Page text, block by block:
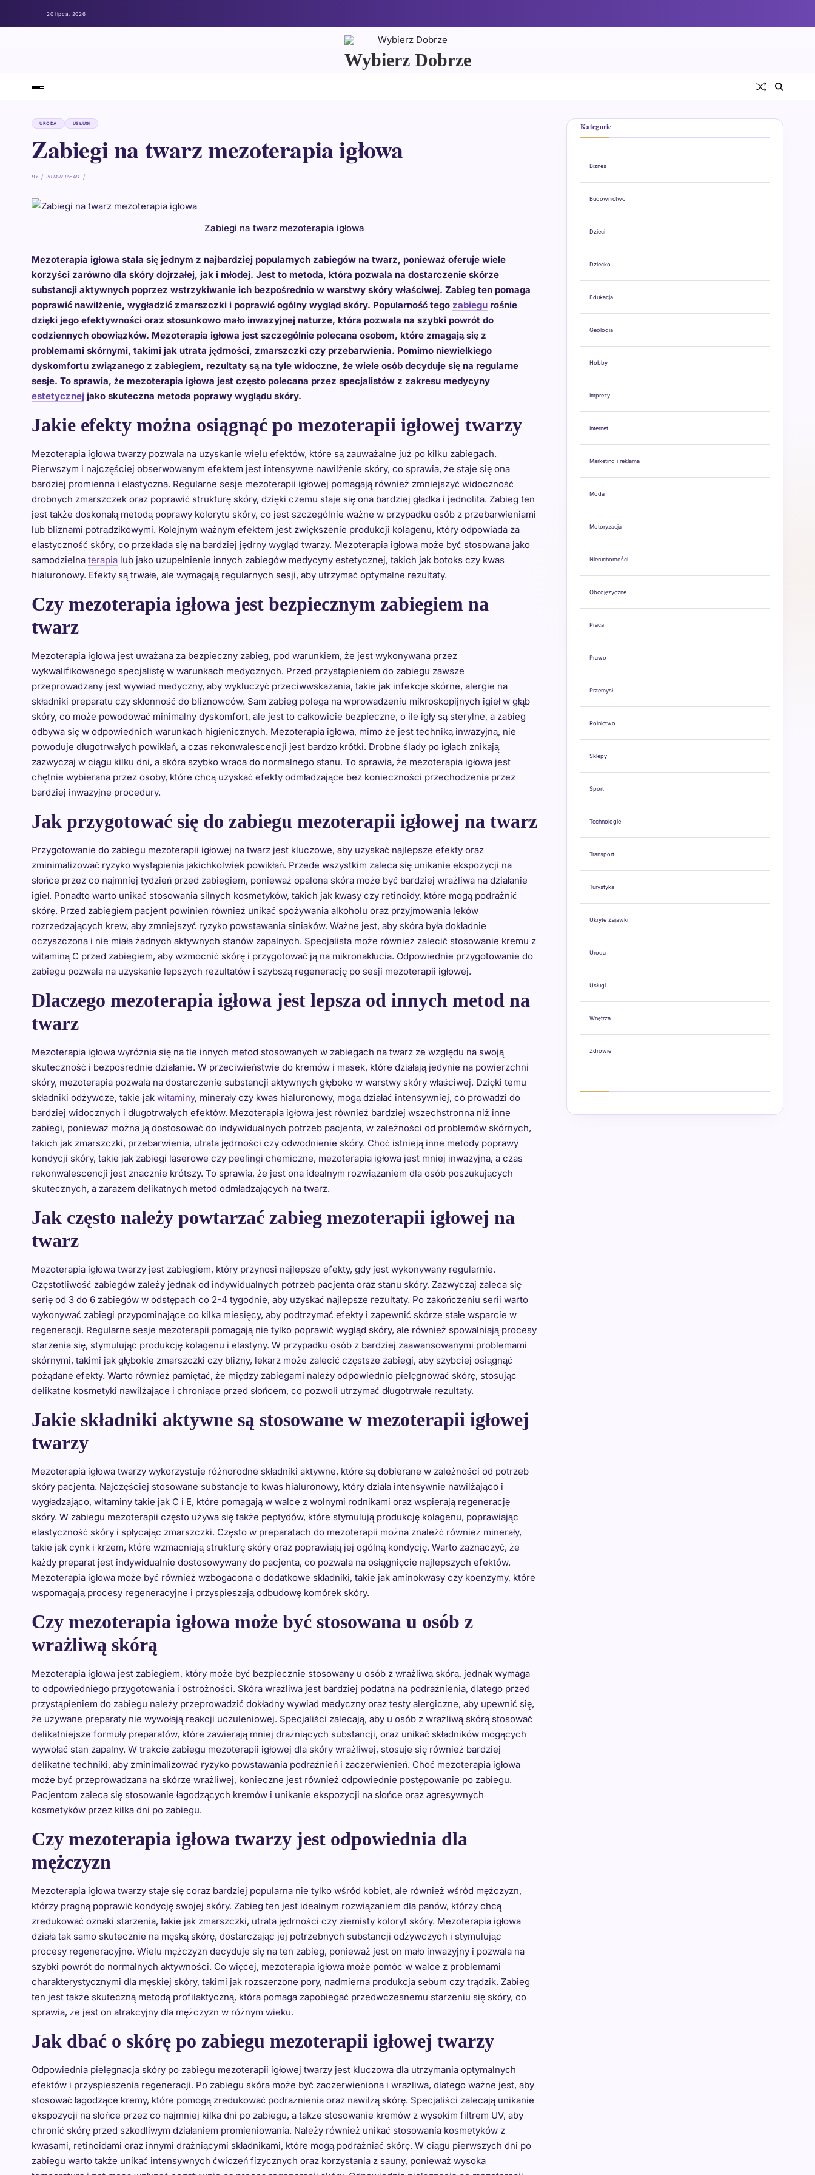
20 lipca, 2026
Wybierz Dobrze
URODA USŁUGI
Zabiegi na twarz mezoterapia igłowa
BY 20 MIN READ
Zabiegi na twarz mezoterapia igłowa
Mezoterapia igłowa stała się jednym z najbardziej popularnych zabiegów na twarz, ponieważ oferuje wiele
korzyści zarówno dla skóry dojrzałej, jak i młodej. Jest to metoda, która pozwala na dostarczenie skórze
substancji aktywnych poprzez wstrzykiwanie ich bezpośrednio w warstwy skóry właściwej. Zabieg ten pomaga
poprawić nawilżenie, wygładzić zmarszczki i poprawić ogólny wygląd skóry. Popularność tego zabiegu rośnie
dzięki jego efektywności oraz stosunkowo mało inwazyjnej naturze, która pozwala na szybki powrót do
codziennych obowiązków. Mezoterapia igłowa jest szczególnie polecana osobom, które zmagają się z
problemami skórnymi, takimi jak utrata jędrności, zmarszczki czy przebarwienia. Pomimo niewielkiego
dyskomfortu związanego z zabiegiem, rezultaty są na tyle widoczne, że wiele osób decyduje się na regularne
sesje. To sprawia, że mezoterapia igłowa jest często polecana przez specjalistów z zakresu medycyny
estetycznej jako skuteczna metoda poprawy wyglądu skóry.
Jakie efekty można osiągnąć po mezoterapii igłowej twarzy
Mezoterapia igłowa twarzy pozwala na uzyskanie wielu efektów, które są zauważalne już po kilku zabiegach.
Pierwszym i najczęściej obserwowanym efektem jest intensywne nawilżenie skóry, co sprawia, że staje się ona
bardziej promienna i elastyczna. Regularne sesje mezoterapii igłowej pomagają również zmniejszyć widoczność
drobnych zmarszczek oraz poprawić strukturę skóry, dzięki czemu staje się ona bardziej gładka i jednolita. Zabieg ten
jest także doskonałą metodą poprawy kolorytu skóry, co jest szczególnie ważne w przypadku osób z przebarwieniami
lub bliznami potrądzikowymi. Kolejnym ważnym efektem jest zwiększenie produkcji kolagenu, który odpowiada za
elastyczność skóry, co przekłada się na bardziej jędrny wygląd twarzy. Mezoterapia igłowa może być stosowana jako
samodzielna terapia lub jako uzupełnienie innych zabiegów medycyny estetycznej, takich jak botoks czy kwas
hialuronowy. Efekty są trwałe, ale wymagają regularnych sesji, aby utrzymać optymalne rezultaty.
Czy mezoterapia igłowa jest bezpiecznym zabiegiem na
twarz
Mezoterapia igłowa jest uważana za bezpieczny zabieg, pod warunkiem, że jest wykonywana przez
wykwalifikowanego specjalistę w warunkach medycznych. Przed przystąpieniem do zabiegu zawsze
przeprowadzany jest wywiad medyczny, aby wykluczyć przeciwwskazania, takie jak infekcje skórne, alergie na
składniki preparatu czy skłonność do bliznowców. Sam zabieg polega na wprowadzeniu mikroskopijnych igieł w głąb
skóry, co może powodować minimalny dyskomfort, ale jest to całkowicie bezpieczne, o ile igły są sterylne, a zabieg
odbywa się w odpowiednich warunkach higienicznych. Mezoterapia igłowa, mimo że jest techniką inwazyjną, nie
powoduje długotrwałych powikłań, a czas rekonwalescencji jest bardzo krótki. Drobne ślady po igłach znikają
zazwyczaj w ciągu kilku dni, a skóra szybko wraca do normalnego stanu. To sprawia, że mezoterapia igłowa jest
chętnie wybierana przez osoby, które chcą uzyskać efekty odmładzające bez konieczności przechodzenia przez
bardziej inwazyjne procedury.
Jak przygotować się do zabiegu mezoterapii igłowej na twarz
Przygotowanie do zabiegu mezoterapii igłowej na twarz jest kluczowe, aby uzyskać najlepsze efekty oraz
zminimalizować ryzyko wystąpienia jakichkolwiek powikłań. Przede wszystkim zaleca się unikanie ekspozycji na
słońce przez co najmniej tydzień przed zabiegiem, ponieważ opalona skóra może być bardziej wrażliwa na działanie
igieł. Ponadto warto unikać stosowania silnych kosmetyków, takich jak kwasy czy retinoidy, które mogą podrażnić
skórę. Przed zabiegiem pacjent powinien również unikać spożywania alkoholu oraz przyjmowania leków
rozrzedzających krew, aby zmniejszyć ryzyko powstawania siniaków. Ważne jest, aby skóra była dokładnie
oczyszczona i nie miała żadnych aktywnych stanów zapalnych. Specjalista może również zalecić stosowanie kremu z
witaminą C przed zabiegiem, aby wzmocnić skórę i przygotować ją na mikronakłucia. Odpowiednie przygotowanie do
zabiegu pozwala na uzyskanie lepszych rezultatów i szybszą regenerację po sesji mezoterapii igłowej.
Dlaczego mezoterapia igłowa jest lepsza od innych metod na
twarz
Mezoterapia igłowa wyróżnia się na tle innych metod stosowanych w zabiegach na twarz ze względu na swoją
skuteczność i bezpośrednie działanie. W przeciwieństwie do kremów i masek, które działają jedynie na powierzchni
skóry, mezoterapia pozwala na dostarczenie substancji aktywnych głęboko w warstwy skóry właściwej. Dzięki temu
składniki odżywcze, takie jak witaminy, minerały czy kwas hialuronowy, mogą działać intensywniej, co prowadzi do
bardziej widocznych i długotrwałych efektów. Mezoterapia igłowa jest również bardziej wszechstronna niż inne
zabiegi, ponieważ można ją dostosować do indywidualnych potrzeb pacjenta, w zależności od problemów skórnych,
takich jak zmarszczki, przebarwienia, utrata jędrności czy odwodnienie skóry. Choć istnieją inne metody poprawy
kondycji skóry, takie jak zabiegi laserowe czy peelingi chemiczne, mezoterapia igłowa jest mniej inwazyjna, a czas
rekonwalescencji jest znacznie krótszy. To sprawia, że jest ona idealnym rozwiązaniem dla osób poszukujących
skutecznych, a zarazem delikatnych metod odmładzających na twarz.
Jak często należy powtarzać zabieg mezoterapii igłowej na
twarz
Mezoterapia igłowa twarzy jest zabiegiem, który przynosi najlepsze efekty, gdy jest wykonywany regularnie.
Częstotliwość zabiegów zależy jednak od indywidualnych potrzeb pacjenta oraz stanu skóry. Zazwyczaj zaleca się
serię od 3 do 6 zabiegów w odstępach co 2-4 tygodnie, aby uzyskać najlepsze rezultaty. Po zakończeniu serii warto
wykonywać zabiegi przypominające co kilka miesięcy, aby podtrzymać efekty i zapewnić skórze stałe wsparcie w
regeneracji. Regularne sesje mezoterapii pomagają nie tylko poprawić wygląd skóry, ale również spowalniają procesy
starzenia się, stymulując produkcję kolagenu i elastyny. W przypadku osób z bardziej zaawansowanymi problemami
skórnymi, takimi jak głębokie zmarszczki czy blizny, lekarz może zalecić częstsze zabiegi, aby szybciej osiągnąć
pożądane efekty. Warto również pamiętać, że między zabiegami należy odpowiednio pielęgnować skórę, stosując
delikatne kosmetyki nawilżające i chroniące przed słońcem, co pozwoli utrzymać długotrwałe rezultaty.
Jakie składniki aktywne są stosowane w mezoterapii igłowej
twarzy
Mezoterapia igłowa twarzy wykorzystuje różnorodne składniki aktywne, które są dobierane w zależności od potrzeb
skóry pacjenta. Najczęściej stosowane substancje to kwas hialuronowy, który działa intensywnie nawilżająco i
wygładzająco, witaminy takie jak C i E, które pomagają w walce z wolnymi rodnikami oraz wspierają regenerację
skóry. W zabiegu mezoterapii często używa się także peptydów, które stymulują produkcję kolagenu, poprawiając
elastyczność skóry i spłycając zmarszczki. Często w preparatach do mezoterapii można znaleźć również minerały,
takie jak cynk i krzem, które wzmacniają strukturę skóry oraz poprawiają jej ogólną kondycję. Warto zaznaczyć, że
każdy preparat jest indywidualnie dostosowywany do pacjenta, co pozwala na osiągnięcie najlepszych efektów.
Mezoterapia igłowa może być również wzbogacona o dodatkowe składniki, takie jak aminokwasy czy koenzymy, które
wspomagają procesy regeneracyjne i przyspieszają odbudowę komórek skóry.
Czy mezoterapia igłowa może być stosowana u osób z
wrażliwą skórą
Mezoterapia igłowa jest zabiegiem, który może być bezpiecznie stosowany u osób z wrażliwą skórą, jednak wymaga
to odpowiedniego przygotowania i ostrożności. Skóra wrażliwa jest bardziej podatna na podrażnienia, dlatego przed
przystąpieniem do zabiegu należy przeprowadzić dokładny wywiad medyczny oraz testy alergiczne, aby upewnić się,
że używane preparaty nie wywołają reakcji uczuleniowej. Specjaliści zalecają, aby u osób z wrażliwą skórą stosować
delikatniejsze formuły preparatów, które zawierają mniej drażniących substancji, oraz unikać składników mogących
wywołać stan zapalny. W trakcie zabiegu mezoterapii igłowej dla skóry wrażliwej, stosuje się również bardziej
delikatne techniki, aby zminimalizować ryzyko powstawania podrażnień i zaczerwienień. Choć mezoterapia igłowa
może być przeprowadzana na skórze wrażliwej, konieczne jest również odpowiednie postępowanie po zabiegu.
Pacjentom zaleca się stosowanie łagodzących kremów i unikanie ekspozycji na słońce oraz agresywnych
kosmetyków przez kilka dni po zabiegu.
Czy mezoterapia igłowa twarzy jest odpowiednia dla
mężczyzn
Mezoterapia igłowa twarzy staje się coraz bardziej popularna nie tylko wśród kobiet, ale również wśród mężczyzn,
którzy pragną poprawić kondycję swojej skóry. Zabieg ten jest idealnym rozwiązaniem dla panów, którzy chcą
zredukować oznaki starzenia, takie jak zmarszczki, utrata jędrności czy ziemisty koloryt skóry. Mezoterapia igłowa
działa tak samo skutecznie na męską skórę, dostarczając jej potrzebnych substancji odżywczych i stymulując
procesy regeneracyjne. Wielu mężczyzn decyduje się na ten zabieg, ponieważ jest on mało inwazyjny i pozwala na
szybki powrót do normalnych aktywności. Co więcej, mezoterapia igłowa może pomóc w walce z problemami
charakterystycznymi dla męskiej skóry, takimi jak rozszerzone pory, nadmierna produkcja sebum czy trądzik. Zabieg
ten jest także skuteczną metodą profilaktyczną, która pomaga zapobiegać przedwczesnemu starzeniu się skóry, co
sprawia, że jest on atrakcyjny dla mężczyzn w różnym wieku.
Jak dbać o skórę po zabiegu mezoterapii igłowej twarzy
Odpowiednia pielęgnacja skóry po zabiegu mezoterapii igłowej twarzy jest kluczowa dla utrzymania optymalnych
efektów i przyspieszenia regeneracji. Po zabiegu skóra może być zaczerwieniona i wrażliwa, dlatego ważne jest, aby
stosować łagodzące kremy, które pomogą zredukować podrażnienia oraz nawilżą skórę. Specjaliści zalecają unikanie
ekspozycji na słońce przez co najmniej kilka dni po zabiegu, a także stosowanie kremów z wysokim filtrem UV, aby
chronić skórę przed szkodliwym działaniem promieniowania. Należy również unikać stosowania kosmetyków z
kwasami, retinoidami oraz innymi drażniącymi składnikami, które mogą podrażniać skórę. W ciągu pierwszych dni po
zabiegu warto także unikać intensywnych ćwiczeń fizycznych oraz korzystania z sauny, ponieważ wysoka
Kategorie
Biznes
Budownictwo
Dzieci
Dziecko
Edukacja
Geologia
Hobby
Imprezy
Internet
Marketing i reklama
Moda
Motoryzacja
Nieruchomości
Obcojęzyczne
Praca
Prawo
Przemysł
Rolnictwo
Sklepy
Sport
Technologie
Transport
Turystyka
Ukryte Zajawki
Uroda
Usługi
Wnętrza
Zdrowie